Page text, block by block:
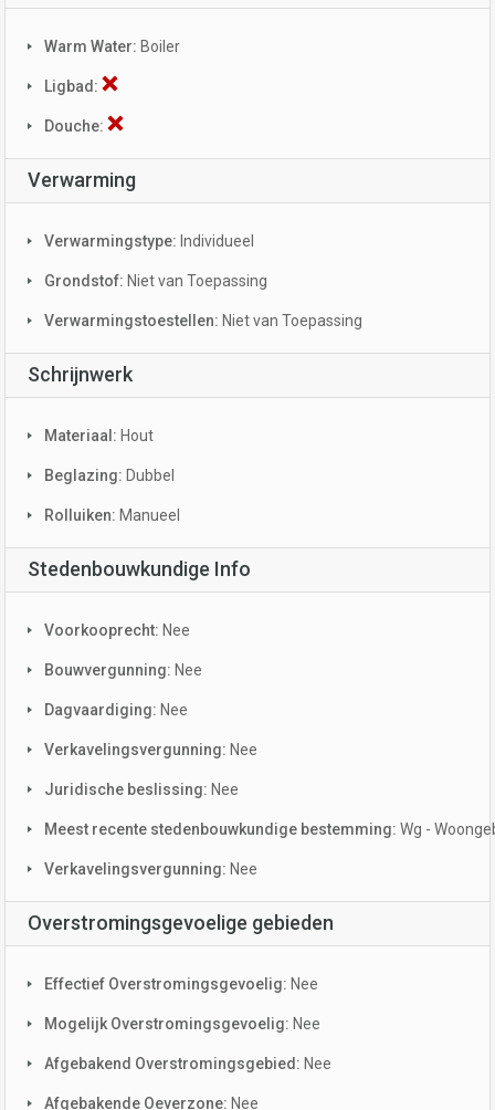
Warm Water: Boiler
Ligbad:
Douche:
Verwarming
Verwarmingstype: Individueel
Grondstof: Niet van Toepassing
Verwarmingstoestellen: Niet van Toepassing
Schrijnwerk
Materiaal: Hout
Beglazing: Dubbel
Rolluiken: Manueel
Stedenbouwkundige Info
Voorkooprecht: Nee
Bouwvergunning: Nee
Dagvaardiging: Nee
Verkavelingsvergunning: Nee
Juridische beslissing: Nee
Meest recente stedenbouwkundige bestemming: Wg -
Verkavelingsvergunning: Nee
Overstromingsgevoelige gebieden
Effectief Overstromingsgevoelig: Nee
Mogelijk Overstromingsgevoelig: Nee
Afgebakend Overstromingsgebied: Nee
Afgebakende Oeverzone: Nee